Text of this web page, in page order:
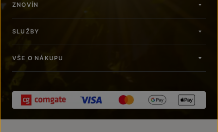
ZNOVÍN
SLUŽBY
VŠE O NÁKUPU